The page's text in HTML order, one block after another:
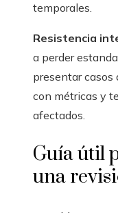
temporales.
Resistencia
a perder
presentar casos
con métricas y
afectados.
Guía útil
una